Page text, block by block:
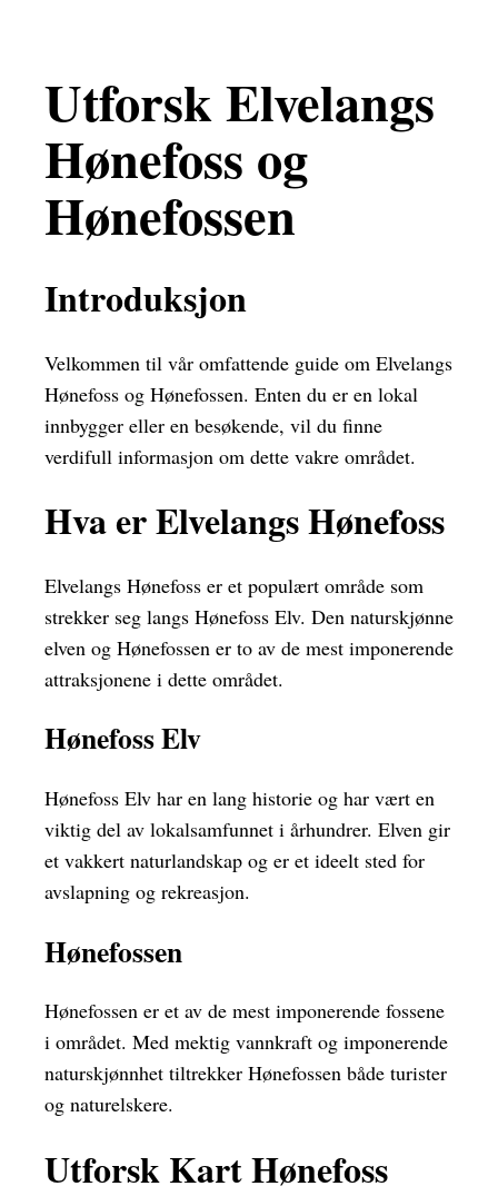
Utforsk Elvelangs
Hønefoss og
Hønefossen
Introduksjon
Velkommen til vår omfattende guide om Elvelangs
Hønefoss og Hønefossen. Enten du er en lokal
innbygger eller en besøkende, vil du finne
verdifull informasjon om dette vakre området.
Hva er Elvelangs Hønefoss
Elvelangs Hønefoss er et populært område som
strekker seg langs Hønefoss Elv. Den naturskjønne
elven og Hønefossen er to av de mest imponerende
attraksjonene i dette området.
Hønefoss Elv
Hønefoss Elv har en lang historie og har vært en
viktig del av lokalsamfunnet i århundrer. Elven gir
et vakkert naturlandskap og er et ideelt sted for
avslapning og rekreasjon.
Hønefossen
Hønefossen er et av de mest imponerende fossene
i området. Med mektig vannkraft og imponerende
naturskjønnhet tiltrekker Hønefossen både turister
og naturelskere.
Utforsk Kart Hønefoss